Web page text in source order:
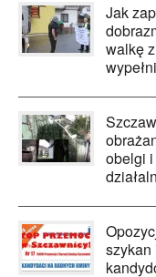
Jak
walkę
obelgi
szykan